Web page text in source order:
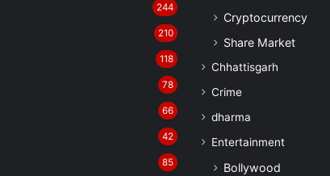
244
210
118
78
66
42
85
Cryptocurrency
Share Market
Chhattisgarh
Crime
dharma
Entertainment
Bollywood